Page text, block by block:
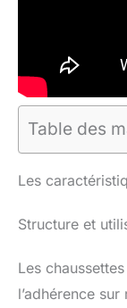
Table des
Les
Structure et
Les
l’adhérence